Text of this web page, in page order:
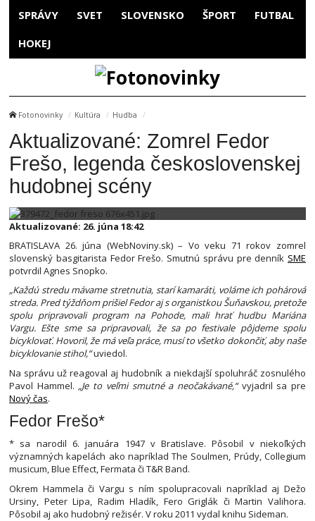
SPRÁVY SVET SLOVENSKO ŠPORT FUTBAL
HOKEJ
Fotonovinky Kultúra Hudba
Aktualizované: Zomrel Fedor
Frešo, legenda československej
hudobnej scény
Aktualizované: 26. júna 18:42
BRATISLAVA 26. júna (WebNoviny.sk) – Vo veku 71 rokov zomrel
slovenský basgitarista Fedor Frešo. Smutnú správu pre denník SME
potvrdil Agnes Snopko.
„Každú stredu mávame stretnutia, starí kamaráti, voláme ich pohárová
streda. Pred týždňom prišiel Fedor aj s organistkou Šuňavskou, pretože
spolu pripravovali program na Pohode, mali hrať hudbu Mariána
Vargu. Ešte sme sa pripravovali, že sa po festivale pôjdeme spolu
bicyklovať. Hovoril, že má veľa práce, musí to všetko dokončiť, aby naše
bicyklovanie stihol,“uviedol.
Na správu už reagoval aj hudobník a niekdajší spoluhráč zosnulého
Pavol Hammel. „Je to veľmi smutné a neočakávané,“vyjadril sa pre
Nový čas.
Fedor Frešo*
* sa narodil 6. januára 1947 v Bratislave. Pôsobil v niekoľkých
významných kapelách ako napríklad The Soulmen, Prúdy, Collegium
musicum, Blue Effect, Fermata či T&R Band.
Okrem Hammela či Vargu s ním spolupracovali napríklad aj Dežo
Ursiny, Peter Lipa, Radim Hladík, Fero Griglák či Martin Valihora.
Pôsobil aj ako hudobný režisér. V roku 2011 vydal knihu Sideman.